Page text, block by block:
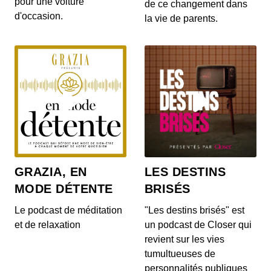
Le Range Rover et le Range Rover Sport s’offrent
quelques nouveautés ! On en parle dans...
S12E140: L'actu auto du 17 juillet 2020
00:04:05 - IL Y A 6 ANS
Au menu de ce vendredi 17 juillet : la découverte
du Cupra Formentor, la présentation de...
S12E139: L'actu auto du 16 juillet 2020
00:03:46 - IL Y A 6 ANS
Au menu du JT du jour : la Mercedes-AMG GT
Black Series, la Porsche 911 Turbo et le Ford...
d'occasion.
de ce changement dans
la vie de parents.
GRAZIA, EN
MODE DÉTENTE
Le podcast de méditation
et de relaxation
LES DESTINS
BRISÉS
"Les destins brisés" est
un podcast de Closer qui
revient sur les vies
tumultueuses de
personnalités publiques